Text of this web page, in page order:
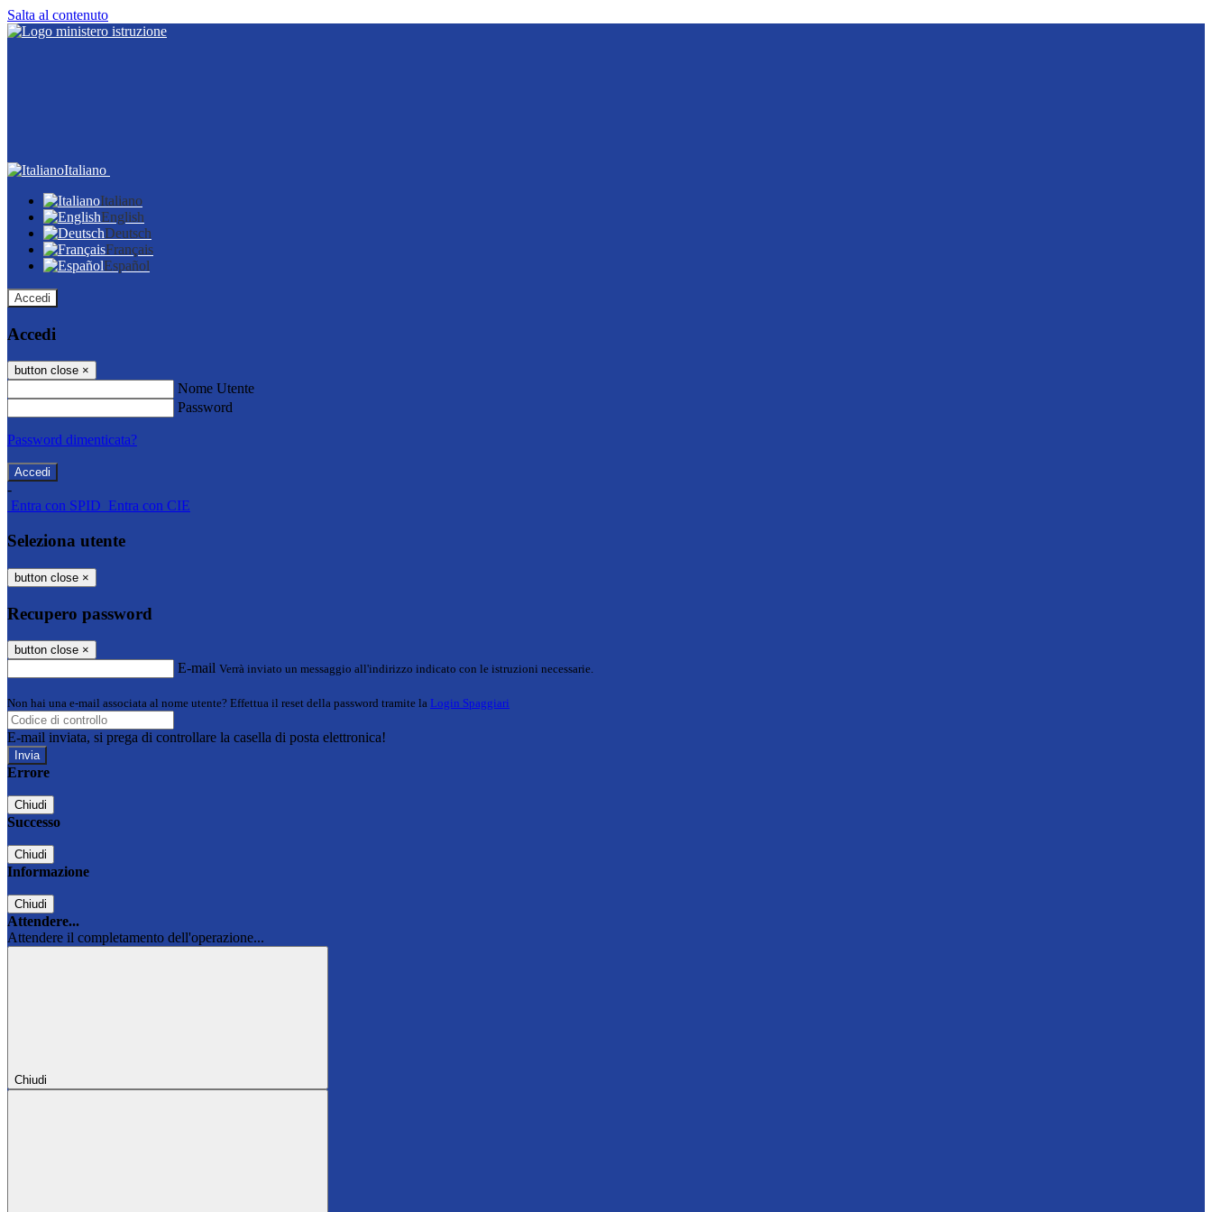
Salta al contenuto
Italiano
Italiano
English
Deutsch
Français
Español
Accedi
Accedi
button close ×
Nome Utente
Password
Password dimenticata?
-
Entra con SPID Entra con CIE
Seleziona utente
button close ×
Recupero password
button close ×
E-mail Verrà inviato un messaggio all'indirizzo indicato con le istruzioni necessarie.
Non hai una e-mail associata al nome utente? Effettua il reset della password tramite la Login Spaggiari
E-mail inviata, si prega di controllare la casella di posta elettronica!
Errore
Chiudi
Successo
Chiudi
Informazione
Chiudi
Attendere...
Attendere il completamento dell'operazione...
Chiudi